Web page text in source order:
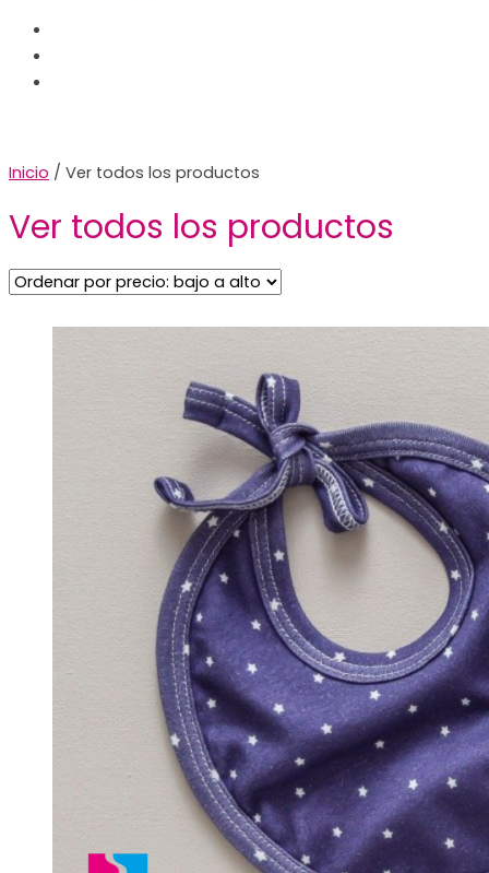
Inicio / Ver todos los productos
Ver todos los productos